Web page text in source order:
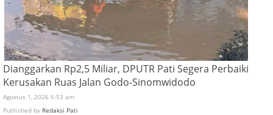
Dianggarkan Rp2,5 Miliar, DPUTR Pati Segera Perbaiki
Kerusakan Ruas Jalan Godo-Sinomwidodo
Agustus 1, 2026 6:53 am
Published by Redaksi Pati